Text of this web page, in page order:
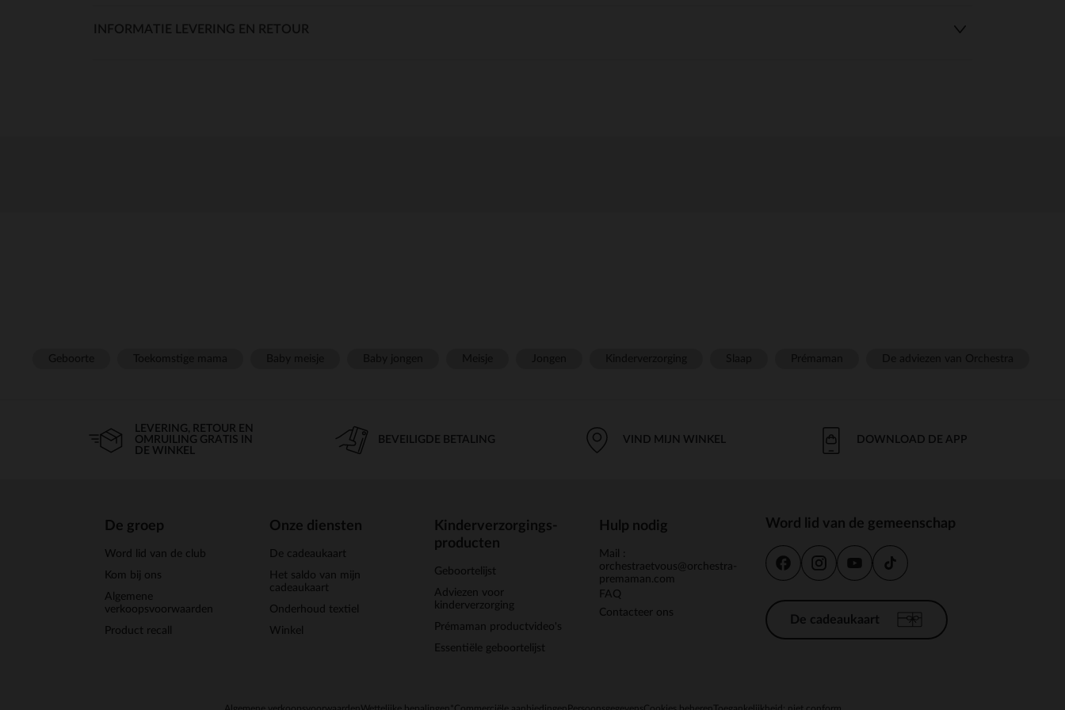
INFORMATIE LEVERING EN RETOUR
LEVERING, RETOUR EN
OMRUILING GRATIS IN
DE WINKEL
BEVEILIGDE BETALING VIND MIJN WINKEL DOWNLOAD DE APP
De groep
Word lid van de club
Kom bij ons
Algemene
verkoopsvoorwaarden
Product recall
Onze diensten
De cadeaukaart
Het saldo van mijn
cadeaukaart
Onderhoud textiel
Winkel
Kinderverzorgings-
producten
Geboortelijst
Adviezen voor
kinderverzorging
Prémaman productvideo's
Essentiële geboortelijst
Hulp nodig
Mail :
orchestraetvous@orchestra-
premaman.com
FAQ
Contacteer ons
Word lid van de gemeenschap
De cadeaukaart